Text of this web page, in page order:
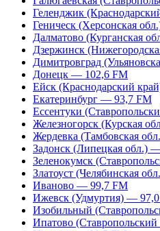
Геленджик
Геническ (Херсонская
Далматово (Курганская
Дзержинск
Димитровград
Донецк — 102,6 FM
Ейск (Краснодарский
Екатеринбург — 93,7 FM
Ессентуки
Железногорск (Курская
Жердевка (Тамбовская
Задонск (Липецкая обл.)
Зеленокумск
Златоуст (Челябинская
Иваново — 99,7 FM
Ижевск (Удмуртия) —
Изобильный
Ипатово